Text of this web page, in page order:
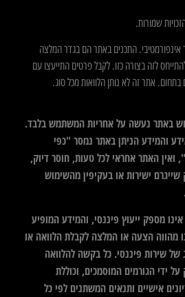
שמורות.
אינפורמטיבי. התכנים באתר הם בגדר המלצה
לזה בצורה כזו. לקבל פרטים התייעצו עם
בתחום. אתר זה לא נותן הלוואות מכל סוג.
באתר נעשה על אחריות המשתמש בלבד.
והמידע הניתן באתר נמסר "כפי
ואין האתר אחראי לכל טעות, חוסר דיוק,
שייגרם ישירות או בעקיפין מהשימוש
מספק ייעוץ פיננסי, והמידע המופיע
מהווה הצעה או המלצה לקבלת הלוואה או
של שירות פיננסי. כל בקשה להלוואה
על ידי הגורמים המוסמכים, וכוללת
אישיים ותנאים המשתנים לפי כל